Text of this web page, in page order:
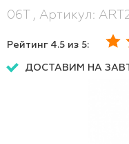
06T , Артикул:
Рейтинг 4.5 из 5:
ДОСТАВИМ НА